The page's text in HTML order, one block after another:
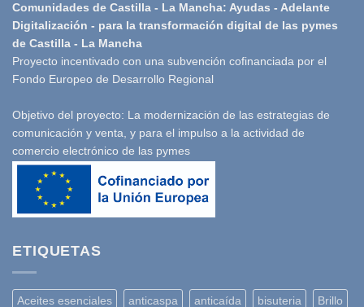
Comunidades de Castilla - La Mancha: Ayudas - Adelante
Digitalización - para la transformación digital de las pymes
de Castilla - La Mancha
Proyecto incentivado con una subvención cofinanciada por el
Fondo Europeo de Desarrollo Regional
Objetivo del proyecto: La modernización de las estrategias de
comunicación y venta, y para el impulso a la actividad de
comercio electrónico de las pymes
ETIQUETAS
Aceites esenciales anticaspa anticaída bisuteria Brillo